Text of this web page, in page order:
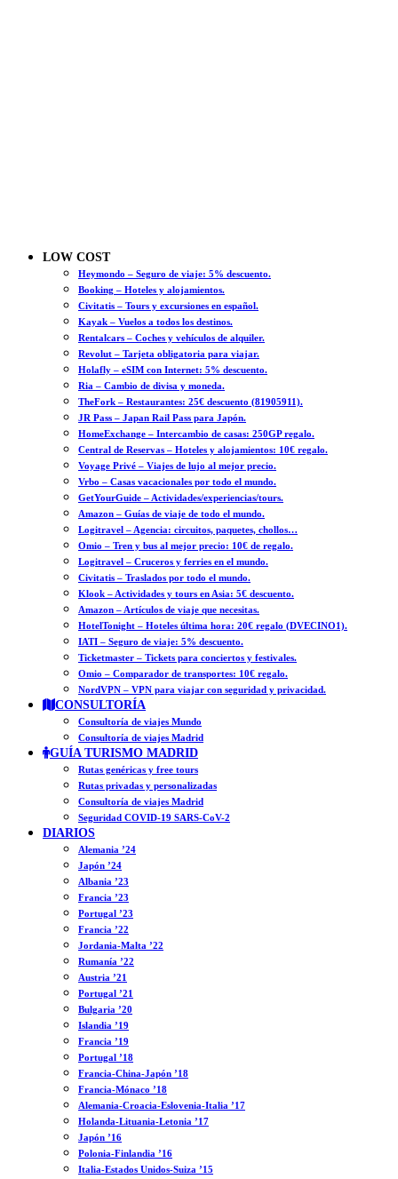
LOW COST
Heymondo – Seguro de viaje: 5% descuento.
Booking – Hoteles y alojamientos.
Civitatis – Tours y excursiones en español.
Kayak – Vuelos a todos los destinos.
Rentalcars – Coches y vehículos de alquiler.
Revolut – Tarjeta obligatoria para viajar.
Holafly – eSIM con Internet: 5% descuento.
Ria – Cambio de divisa y moneda.
TheFork – Restaurantes: 25€ descuento (81905911).
JR Pass – Japan Rail Pass para Japón.
HomeExchange – Intercambio de casas: 250GP regalo.
Central de Reservas – Hoteles y alojamientos: 10€ regalo.
Voyage Privé – Viajes de lujo al mejor precio.
Vrbo – Casas vacacionales por todo el mundo.
GetYourGuide – Actividades/experiencias/tours.
Amazon – Guías de viaje de todo el mundo.
Logitravel – Agencia: circuitos, paquetes, chollos…
Omio – Tren y bus al mejor precio: 10€ de regalo.
Logitravel – Cruceros y ferries en el mundo.
Civitatis – Traslados por todo el mundo.
Klook – Actividades y tours en Asia: 5€ descuento.
Amazon – Artículos de viaje que necesitas.
HotelTonight – Hoteles última hora: 20€ regalo (DVECINO1).
IATI – Seguro de viaje: 5% descuento.
Ticketmaster – Tickets para conciertos y festivales.
Omio – Comparador de transportes: 10€ regalo.
NordVPN – VPN para viajar con seguridad y privacidad.
CONSULTORÍA
Consultoría de viajes Mundo
Consultoría de viajes Madrid
GUÍA TURISMO MADRID
Rutas genéricas y free tours
Rutas privadas y personalizadas
Consultoría de viajes Madrid
Seguridad COVID-19 SARS-CoV-2
DIARIOS
Alemania ’24
Japón ’24
Albania ’23
Francia ’23
Portugal ’23
Francia ’22
Jordania-Malta ’22
Rumanía ’22
Austria ’21
Portugal ’21
Bulgaria ’20
Islandia ’19
Francia ’19
Portugal ’18
Francia-China-Japón ’18
Francia-Mónaco ’18
Alemania-Croacia-Eslovenia-Italia ’17
Holanda-Lituania-Letonia ’17
Japón ’16
Polonia-Finlandia ’16
Italia-Estados Unidos-Suiza ’15